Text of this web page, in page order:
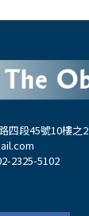
四段45號10樓之2
2325-5102